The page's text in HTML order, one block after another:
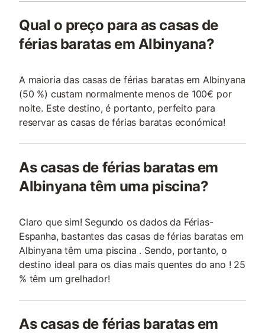
Qual o preço para as casas de
férias baratas em Albinyana?
A maioria das casas de férias baratas em Albinyana
(50 %) custam normalmente menos de 100€ por
noite. Este destino, é portanto, perfeito para
reservar as casas de férias baratas económica!
As casas de férias baratas em
Albinyana têm uma piscina?
Claro que sim! Segundo os dados da Férias-
Espanha, bastantes das casas de férias baratas em
Albinyana têm uma piscina . Sendo, portanto, o
destino ideal para os dias mais quentes do ano ! 25
% têm um grelhador!
As casas de férias baratas em